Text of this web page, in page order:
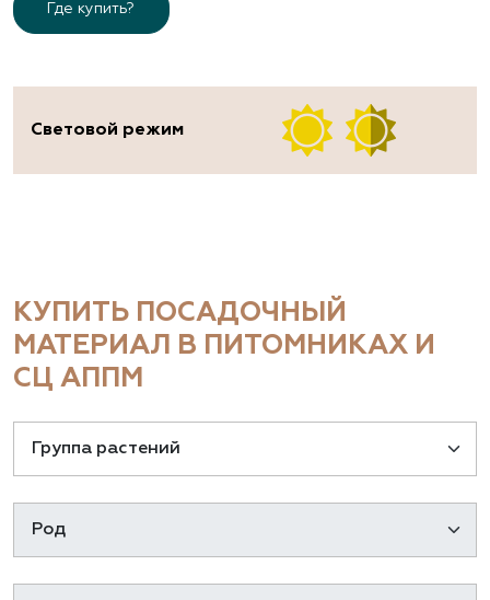
Где купить?
Световой режим
КУПИТЬ ПОСАДОЧНЫЙ
МАТЕРИАЛ В ПИТОМНИКАХ И
СЦ АППМ